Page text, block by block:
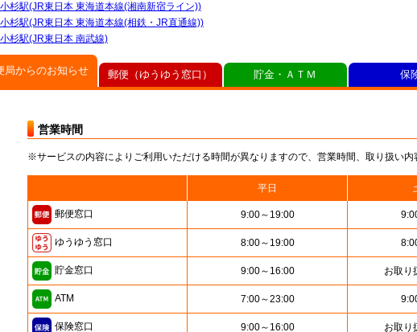
杉駅(JR東日本 東海道本線(湘南新宿ライン))
杉駅(JR東日本 東海道本線(相鉄・JR直通線))
杉駅(JR東日本 南武線)
局からのお知らせ
営業時間
※サービスの内容によりご利用いただける時間が異なりますので、営業時間、取り扱い内
平日
郵便窓口 9:00～19:00
ゆうゆう窓口 8:00～19:00
貯金窓口 9:00～16:00 お取り
ATM 7:00～23:00
保険窓口 9:00～16:00 お取り
郵便（ゆうゆう窓口） 貯金・ＡＴＭ 保